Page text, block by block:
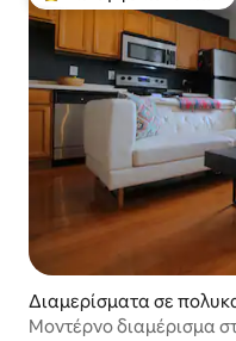
Διαμερίσματα σε
ndianapolis
Μοντέρνο διαμέρισμα